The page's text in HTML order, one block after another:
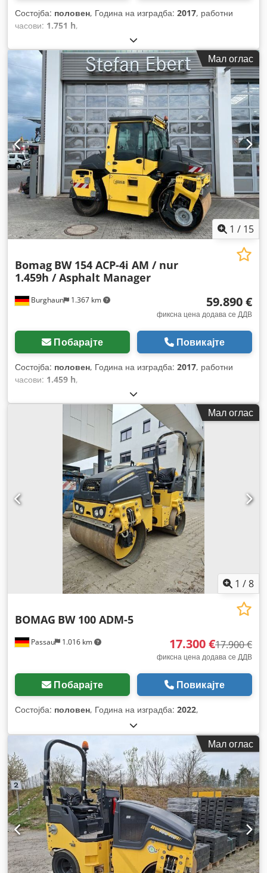
Состојба: половен, Година на изградба: 2017, работни
часови: 1.751 h,
Мал оглас
1 / 15
Burghaun 1.367 km
Bomag BW 154 ACP-4i AM / nur
1.459h / Asphalt Manager
59.890 €
фиксна цена додава се ДДВ
Побарајте Повикајте
Состојба: половен, Година на изградба: 2017, работни
часови: 1.459 h,
Мал оглас
1 /8
Passau 1.016 km
BOMAG BW 100 ADM-5
17.300 €17.900 €
фиксна цена додава се ДДВ
Побарајте Повикајте
Состојба: половен, Година на изградба: 2022,
Мал оглас